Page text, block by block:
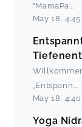
"MamaPa ...
May 18
„Entspann...
May 18
Yoga